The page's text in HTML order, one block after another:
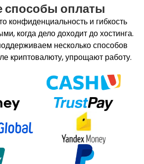
способы оплаты
конфиденциальность и гибкость
когда дело доходит до хостинга.
несколько способов
криптовалюту, упрощают работу.